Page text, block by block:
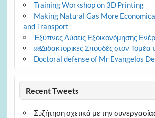
Training Workshop on 3D Printing
Making Natural Gas More
and Transport
Έξυπνες Λύσεις Εξοικονόμησης
￼Διδακτορικές Σπουδές στον Τομέα
Doctoral defense of Mr Evangelos
Recent Tweets
Συζήτηση σχετικά με την